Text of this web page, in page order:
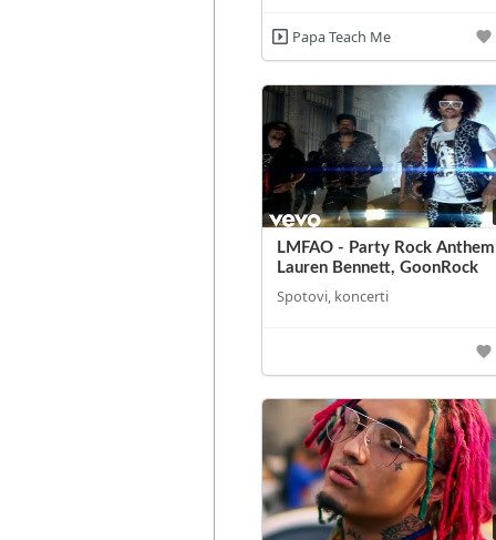
Papa Teach Me
LMFAO - Party Rock
Lauren Bennett, GoonRock
Spotovi, koncerti